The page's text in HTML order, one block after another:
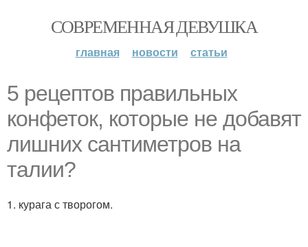
СОВРЕМЕННАЯ ДЕВУШКА
главная новости статьи
5 рецептов правильных
конфеток, которые не добавят
лишних сантиметров на
талии?
1. курага с творогом.